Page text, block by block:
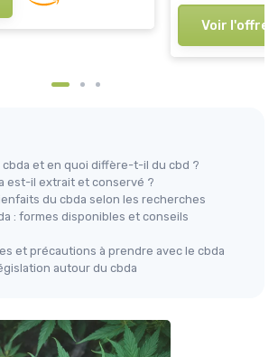
Voir l'offre
cbda et en quoi diffère-t-il du cbd ?
est-il extrait et conservé ?
du cbda selon les recherches
: formes disponibles et conseils
et précautions à prendre avec le cbda
autour du cbda